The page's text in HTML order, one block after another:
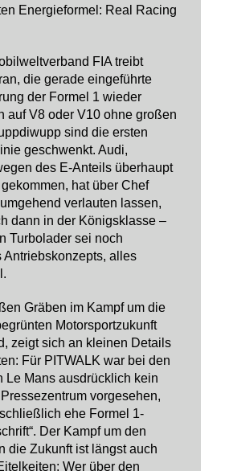
Energieformel: Real Racing
FIA treibt
die gerade eingeführte
der Formel 1 wieder
auf V8 oder V10 ohne großen
sind die ersten
geschwenkt. Audi,
des E-Anteils überhaupt
hat über Chef
verlauten lassen,
dann in der Königsklasse –
Turbolader sei noch
Antriebskonzepts, alles
Gräben im Kampf um die
Motorsportzukunft
zeigt sich an kleinen Details
Für PITWALK war bei den
Le Mans ausdrücklich kein
vorgesehen,
ehe Formel 1-
Der Kampf um den
die Zukunft ist längst auch
Wer über den